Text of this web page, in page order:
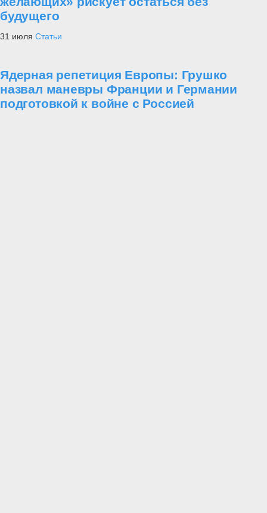
будущего
31 июля Статьи
Ядерная репетиция Европы: Грушко
назвал маневры Франции и Германии
подготовкой к войне с Россией